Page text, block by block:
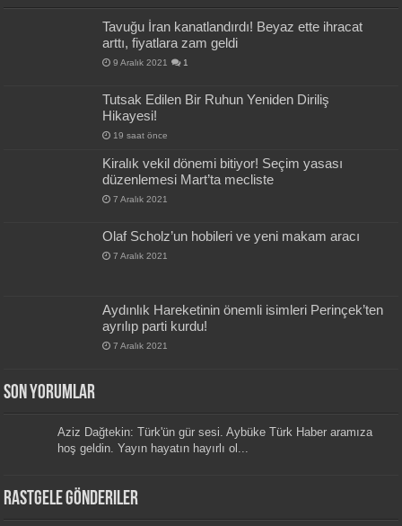
Tavuğu İran kanatlandırdı! Beyaz ette ihracat
arttı, fiyatlara zam geldi
9 Aralık 2021 1
Tutsak Edilen Bir Ruhun Yeniden Diriliş
Hikayesi!
19 saat önce
Kiralık vekil dönemi bitiyor! Seçim yasası
düzenlemesi Mart’ta mecliste
7 Aralık 2021
Olaf Scholz’un hobileri ve yeni makam aracı
7 Aralık 2021
Aydınlık Hareketinin önemli isimleri Perinçek’ten
ayrılıp parti kurdu!
7 Aralık 2021
Son Yorumlar
Aziz Dağtekin: Türk'ün gür sesi. Aybüke Türk Haber aramıza
hoş geldin. Yayın hayatın hayırlı ol...
Rastgele Gönderiler